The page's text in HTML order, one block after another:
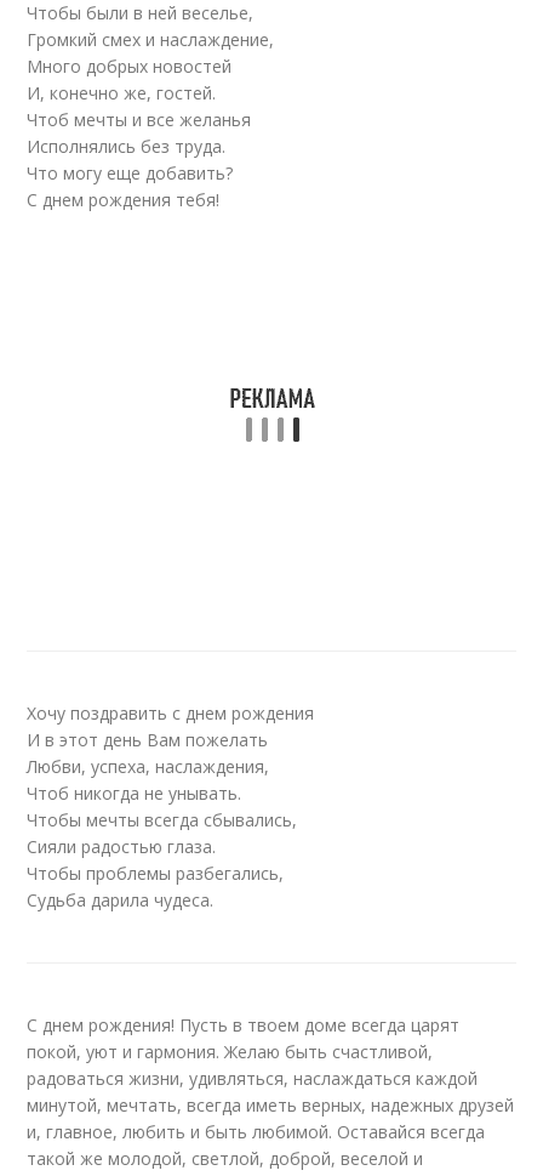
Чтобы были в ней веселье,
Громкий смех и наслаждение,
Много добрых новостей
И, конечно же, гостей.
Чтоб мечты и все желанья
Исполнялись без труда.
Что могу еще добавить?
С днем рождения тебя!
Хочу поздравить с днем рождения
И в этот день Вам пожелать
Любви, успеха, наслаждения,
Чтоб никогда не унывать.
Чтобы мечты всегда сбывались,
Сияли радостью глаза.
Чтобы проблемы разбегались,
Судьба дарила чудеса.
С днем рождения! Пусть в твоем доме всегда царят
покой, уют и гармония. Желаю быть счастливой,
радоваться жизни, удивляться, наслаждаться каждой
минутой, мечтать, всегда иметь верных, надежных друзей
и, главное, любить и быть любимой. Оставайся всегда
такой же молодой, светлой, доброй, веселой и